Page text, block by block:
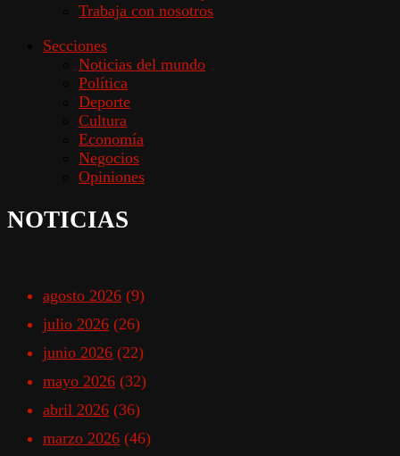
Trabaja con nosotros
Secciones
Noticias del mundo
Política
Deporte
Cultura
Economía
Negocios
Opiniones
NOTICIAS
agosto 2026 (9)
julio 2026 (26)
junio 2026 (22)
mayo 2026 (32)
abril 2026 (36)
marzo 2026 (46)